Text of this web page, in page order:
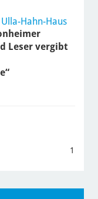
Hahn-Haus
Leser vergibt
1